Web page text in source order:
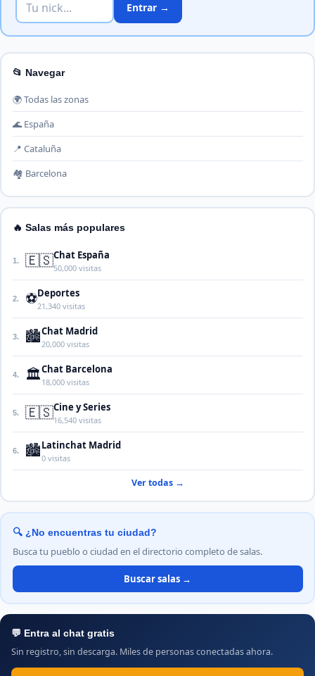
Entrar →
📂 Navegar
🌍 Todas las zonas
🌊 España
📍 Cataluña
🏘️ Barcelona
🔥 Salas más populares
1. 🇪🇸Chat España
50,000 visitas
2. ⚽Deportes
21,340 visitas
3. 🏙️Chat Madrid
20,000 visitas
4. 🏛️Chat Barcelona
18,000 visitas
5. 🇪🇸Cine y Series
16,540 visitas
6. 🏙️Latinchat Madrid
0 visitas
Ver todas →
🔍 ¿No encuentras tu ciudad?
Busca tu pueblo o ciudad en el directorio completo de salas.
Buscar salas →
💬 Entra al chat gratis
Sin registro, sin descarga. Miles de personas conectadas ahora.